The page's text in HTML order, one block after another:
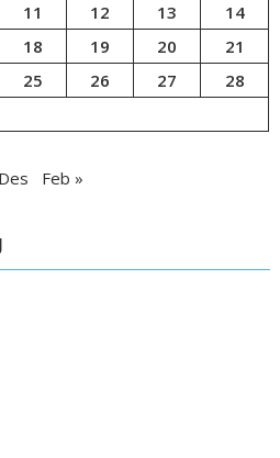
11 12 13
14
18 19 20
21
25 26 27
28
Feb »